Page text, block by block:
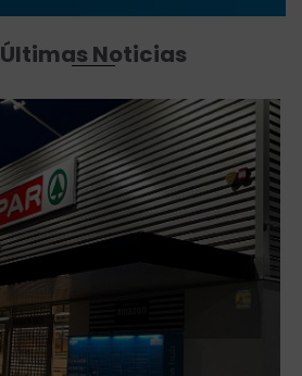
Últimas Noticias